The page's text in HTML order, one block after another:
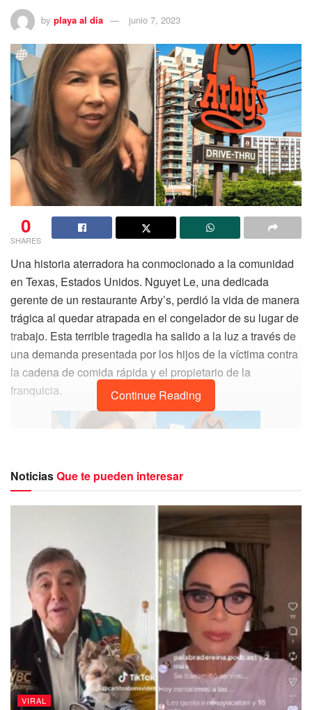
by playa al dia junio 7, 2023
0
SHARES
Una historia aterradora ha conmocionado a la comunidad
en Texas, Estados Unidos. Nguyet Le, una dedicada
gerente de un restaurante Arby’s, perdió la vida de manera
trágica al quedar atrapada en el congelador de su lugar de
trabajo. Esta terrible tragedia ha salido a la luz a través de
una demanda presentada por los hijos de la víctima contra
la cadena de comida rápida y el propietario de la
franquicia.
Nguyet Le, una mujer de 63 años de edad, falleció el
pasado 11 de mayo de 2023 en el restaurante Arby’s
ubicado en Texas. Su cuerpo fue encontrado
posteriormente en una nevera de otro establecimiento de
Arby’s en New Iberia, Luisiana. Esta lamentable pérdida
ha dejado un profundo impacto en sus seres queridos y en
la comunidad local.
Continue Reading
NoticiasQue te pueden interesar
VIRAL